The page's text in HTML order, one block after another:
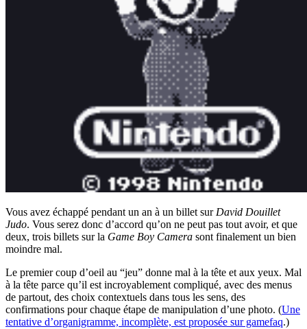
Vous avez échappé pendant un an à un billet sur David Douillet
Judo. Vous serez donc d’accord qu’on ne peut pas tout avoir, et que
deux, trois billets sur la Game Boy Camera sont finalement un bien
moindre mal.
Le premier coup d’oeil au “jeu” donne mal à la tête et aux yeux. Mal
à la tête parce qu’il est incroyablement compliqué, avec des menus
de partout, des choix contextuels dans tous les sens, des
confirmations pour chaque étape de manipulation d’une photo. (Une
tentative d’organigramme, incomplète, est proposée sur gamefaq.)